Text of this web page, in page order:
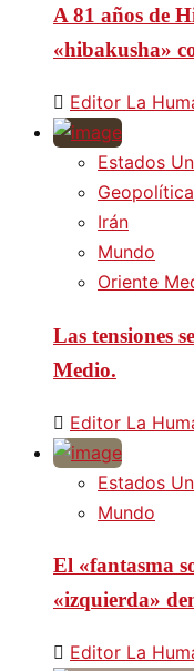
A 81 años de
«hibakusha»
Editor La
Estados
Geopolítica
Irán
Mundo
Oriente
Las tensiones
Medio.
Editor La
Estados
Mundo
El «fantasma
«izquierda»
Editor La